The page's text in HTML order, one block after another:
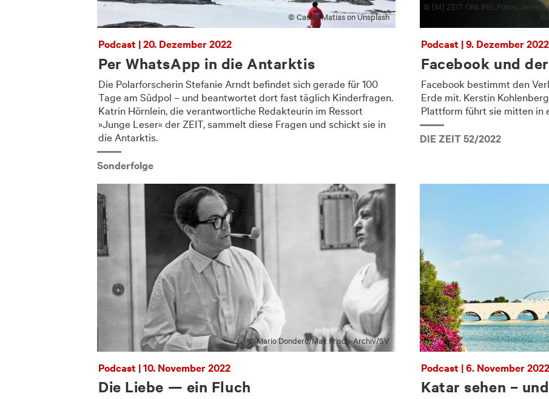
© Cassie Matias on Unsplash
Podcast | 20. Dezember 2022
Per WhatsApp in die Antarktis
Die Polarforscherin Stefanie Arndt befindet sich gerade für 100
Tage am Südpol – und beantwortet dort fast täglich Kinderfragen.
Katrin Hörnlein, die verantwortliche Redakteurin im Ressort
»Junge Leser« der ZEIT, sammelt diese Fragen und schickt sie in
die Antarktis.
Sonderfolge
© [M] ZEIT ONLINE; Fotos:
Podcast | 9. Dezember 2022
Facebook und
Facebook bestimmt den
Erde mit. Kerstin
Plattform führt sie mitten in
DIE ZEIT 52/2022
© Mario Dondero/​Max Frisch-Archiv/​SV
Podcast | 10. November 2022
Die Liebe — ein Fluch
Podcast | 6. November 2022
Katar sehen –